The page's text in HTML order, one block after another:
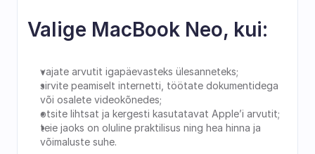
Valige MacBook Neo, kui:
vajate arvutit igapäevasteks ülesanneteks;
sirvite peamiselt internetti, töötate dokumentidega
või osalete videokõnedes;
otsite lihtsat ja kergesti kasutatavat Apple’i arvutit;
teie jaoks on oluline praktilisus ning hea hinna ja
võimaluste suhe.